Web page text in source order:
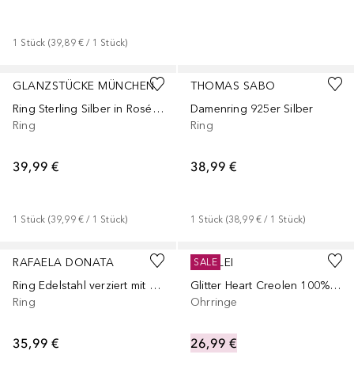
1 Stück (39,89 € / 1 Stück)
GLANZSTÜCKE MÜNCHEN
Ring Sterling Silber in Roségold
Ring
39,99 €
1 Stück (39,99 € / 1 Stück)
THOMAS SABO
Damenring 925er Silber
Ring
38,99 €
1 Stück (38,99 € / 1 Stück)
RAFAELA DONATA
Ring Edelstahl verziert mit Kristallen von Swarovski® in Silber
Ring
35,99 €
PURELEI
Glitter Heart Creolen 100% Edelstahl
Ohrringe
26,99 €
SALE